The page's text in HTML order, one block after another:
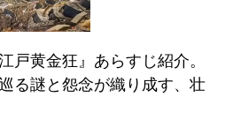
戸黄金狂』あらすじ紹介。
る謎と怨念が織り成す、壮